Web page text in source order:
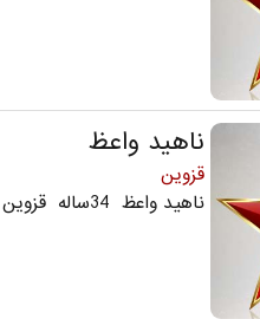
ناهید واعظ
قزوین
ناهید واعظ 34ساله قزوین